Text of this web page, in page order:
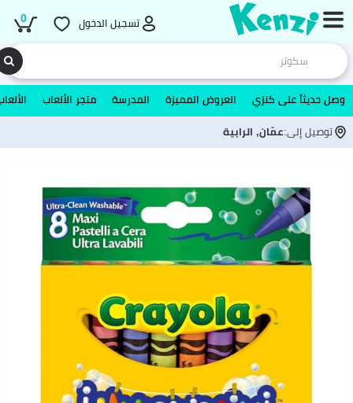
تسجيل الدخول 0
وصل حديثاً على كنزي العروض المميزة المدرسة متجر الألعاب
توصيل إلى:عمّان, الرابية